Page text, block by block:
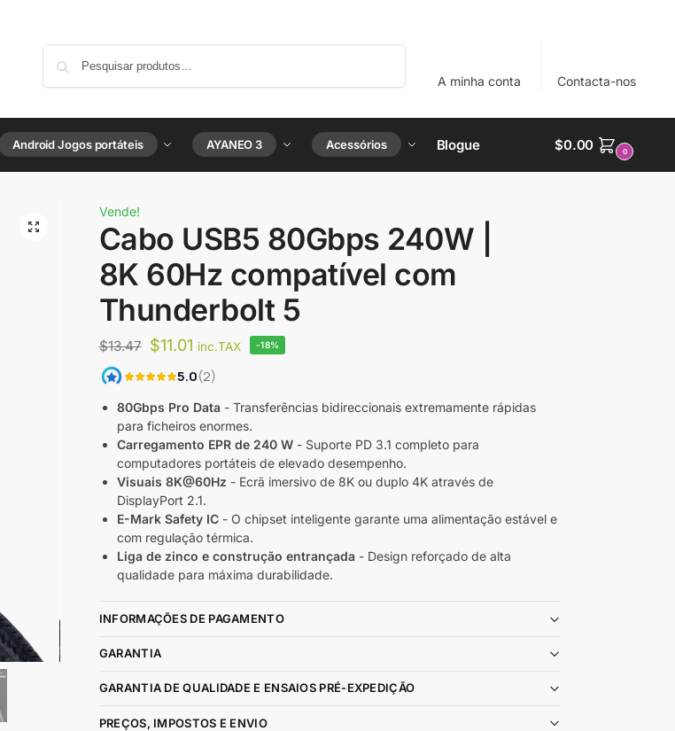
A minha conta Contacta-nos
Android Jogos portáteis AYANEO 3 Acessórios Blogue $0.00 0
Vende!
Cabo USB5 80Gbps 240W |
8K 60Hz compatível com
Thunderbolt 5
$13.47 $11.01 inc.TAX -18%
80Gbps Pro Data - Transferências bidireccionais extremamente rápidas
para ficheiros enormes.
Carregamento EPR de 240 W- Suporte PD 3.1 completo para
computadores portáteis de elevado desempenho.
Visuais 8K@60Hz - Ecrã imersivo de 8K ou duplo 4K através de
DisplayPort 2.1.
E-Mark Safety IC- O chipset inteligente garante uma alimentação estável e
com regulação térmica.
Liga de zinco e construção entrançada - Design reforçado de alta
qualidade para máxima durabilidade.
INFORMAÇÕES DE PAGAMENTO
GARANTIA
GARANTIA DE QUALIDADE E ENSAIOS PRÉ-EXPEDIÇÃO
PREÇOS, IMPOSTOS E ENVIO